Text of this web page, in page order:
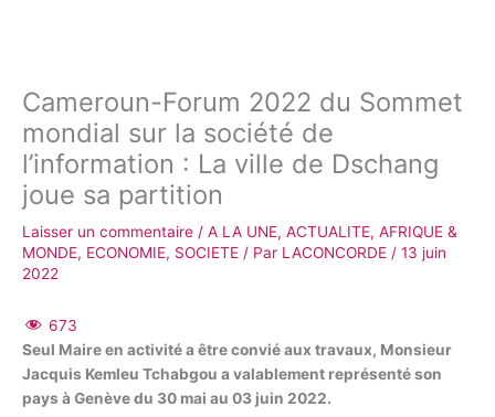
Cameroun-Forum 2022 du Sommet
mondial sur la société de
l’information : La ville de Dschang
joue sa partition
Laisser un commentaire / A LA UNE, ACTUALITE, AFRIQUE &
MONDE, ECONOMIE, SOCIETE / Par LACONCORDE / 13 juin
2022
673
Seul Maire en activité a être convié aux travaux, Monsieur
Jacquis Kemleu Tchabgou a valablement représenté son
pays à Genève du 30 mai au 03 juin 2022.